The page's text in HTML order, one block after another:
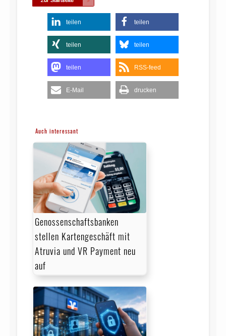
teilen teilen
teilen teilen
teilen RSS-feed
E-Mail drucken
Auch interessant
Genossenschaftsbanken
stellen Kartengeschäft mit
Atruvia und VR Payment neu
auf